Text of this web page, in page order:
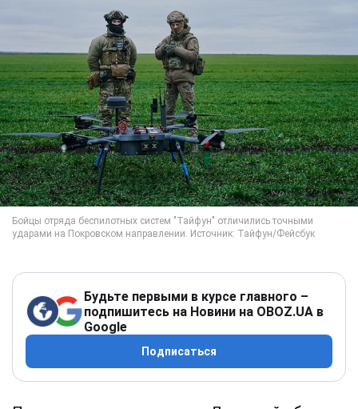
Будьте первыми в курсе главного –
подпишитесь на Новини на OBOZ.UA в
Google
Подписаться